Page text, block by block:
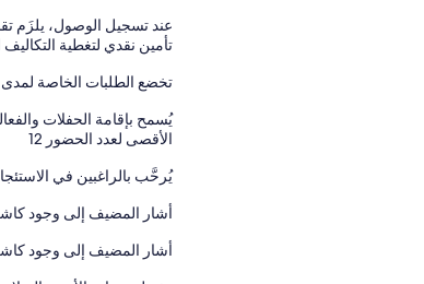
عند تسجيل الوصول، يلزَم
تأمين نقدي لتغطية التكاليف
تخضع الطلبات الخاصة
يُسمح بإقامة الحفلات
الأقصى لعدد الحضور 12
يُرحَّب بالراغبين في
أشار المضيف إلى وجود
أشار المضيف إلى وجود